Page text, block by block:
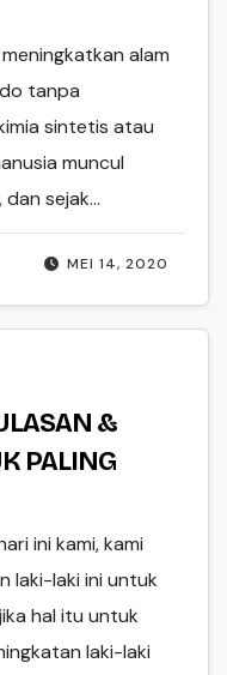
MEI 14, 2020
alam
tanpa
sintetis atau
muncul
sejak…
&
PALING
ini kami, kami
laki-laki ini untuk
hal itu untuk
laki-laki